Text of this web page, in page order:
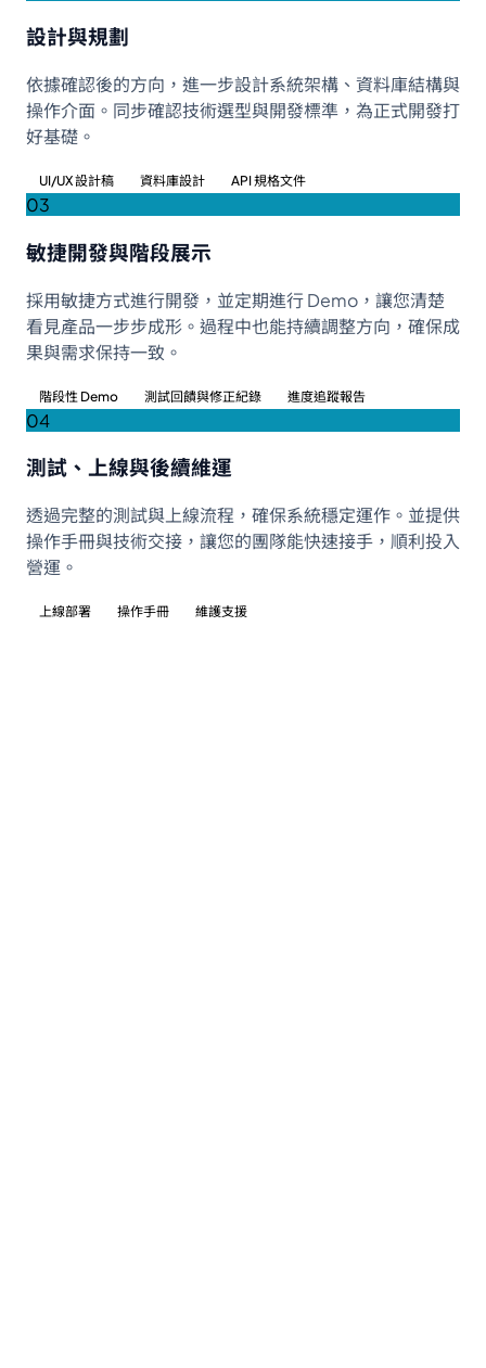
設計與規劃
依據確認後的方向，進一步設計系統架構、資料庫結構與
操作介面。同步確認技術選型與開發標準，為正式開發打
好基礎。
UI/UX 設計稿 資料庫設計 API 規格文件
03
敏捷開發與階段展示
採用敏捷方式進行開發，並定期進行 Demo，讓您清楚
看見產品一步步成形。過程中也能持續調整方向，確保成
果與需求保持一致。
階段性 Demo 測試回饋與修正紀錄 進度追蹤報告
04
測試、上線與後續維運
透過完整的測試與上線流程，確保系統穩定運作。並提供
操作手冊與技術交接，讓您的團隊能快速接手，順利投入
營運。
上線部署 操作手冊 維護支援